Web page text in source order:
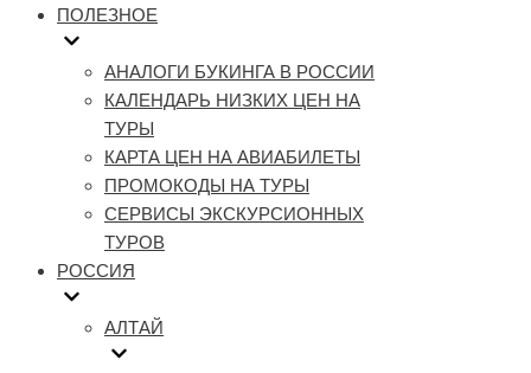
ПОЛЕЗНОЕ
АНАЛОГИ БУКИНГА В РОССИИ
КАЛЕНДАРЬ НИЗКИХ ЦЕН НА
ТУРЫ
КАРТА ЦЕН НА АВИАБИЛЕТЫ
ПРОМОКОДЫ НА ТУРЫ
СЕРВИСЫ ЭКСКУРСИОННЫХ
ТУРОВ
РОССИЯ
АЛТАЙ